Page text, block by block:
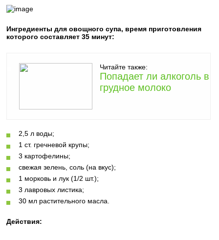
Ингредиенты для овощного супа, время приготовления
которого составляет 35 минут:
Читайте также:
Попадает ли алкоголь в
грудное молоко
2,5 л воды;
1 ст. гречневой крупы;
3 картофелины;
свежая зелень, соль (на вкус);
1 морковь и лук (1/2 шт.);
3 лавровых листика;
30 мл растительного масла.
Действия: